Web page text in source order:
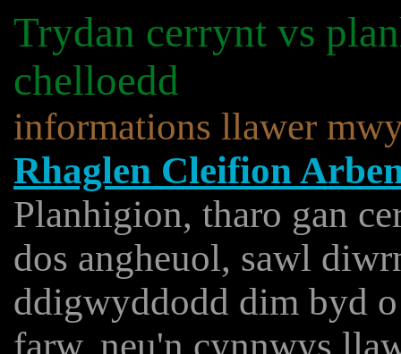
Trydan cerrynt vs
chelloedd
informations llawer
Rhaglen Cleifion
Planhigion, tharo gan
dos angheuol, sawl
ddigwyddodd dim byd
farw, neu'n cynnwys